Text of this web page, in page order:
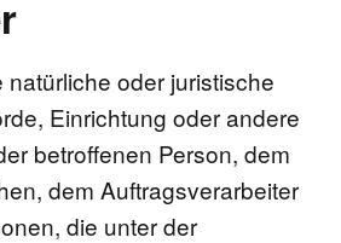
natürliche oder juristische
Einrichtung oder andere
betroffenen Person, dem
dem Auftragsverarbeiter
die unter der